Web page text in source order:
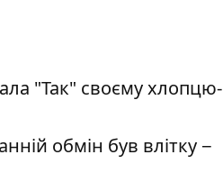
"Так" своєму хлопцю-
обмін був влітку −